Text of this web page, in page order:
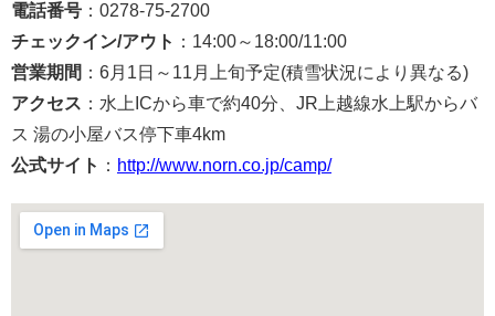
電話番号 ：0278-75-2700
チェックイン/アウト ：14:00～18:00/11:00
営業期間 ：6月1日～11月上旬予定(積雪状況により異なる)
アクセス ：水上ICから車で約40分、JR上越線水上駅からバ
ス 湯の小屋バス停下車4km
公式サイト ： http://www.norn.co.jp/camp/